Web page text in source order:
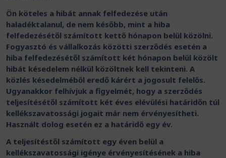
Ön köteles a hibát annak felfedezése után
haladéktalanul, de nem később, mint a hiba
felfedezésétől számított kettő hónapon belül közölni.
Fogyasztó és vállalkozás közötti szerződés esetén a
hiba felfedezésétől számított két hónapon belül közölt
hibát késedelem nélkül közöltnek kell tekinteni. A
közlés késedelméből eredő kárért a jogosult felelős.
Ugyanakkor felhívjuk a figyelmét, hogy a szerződés
teljesítésétől számított két éves elévülési határidőn túl
kellékszavatossági jogait már nem érvényesítheti.
Használt dolog esetén ez a határidő egy év.
A teljesítéstől számított egy éven belül a
kellékszavatossági igénye érvényesítésének a hiba